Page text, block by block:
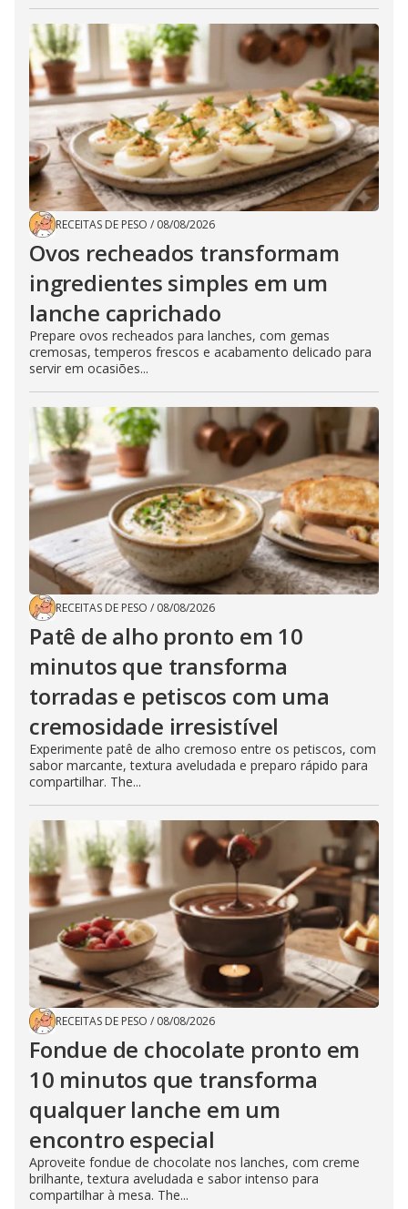
RECEITAS DE PESO / 08/08/2026
Ovos recheados transformam
ingredientes simples em um
lanche caprichado
Prepare ovos recheados para lanches, com gemas
cremosas, temperos frescos e acabamento delicado para
servir em ocasiões...
RECEITAS DE PESO / 08/08/2026
Patê de alho pronto em 10
minutos que transforma
torradas e petiscos com uma
cremosidade irresistível
Experimente patê de alho cremoso entre os petiscos, com
sabor marcante, textura aveludada e preparo rápido para
compartilhar. The...
RECEITAS DE PESO / 08/08/2026
Fondue de chocolate pronto em
10 minutos que transforma
qualquer lanche em um
encontro especial
Aproveite fondue de chocolate nos lanches, com creme
brilhante, textura aveludada e sabor intenso para
compartilhar à mesa. The...